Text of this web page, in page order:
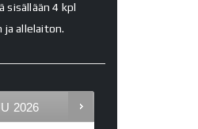
sisällään 4 kpl
ja allelaiton.
2026